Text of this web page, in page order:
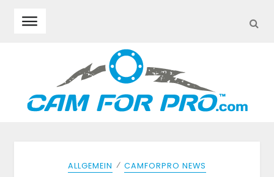
ALLGEMEIN ⁄ CAMFORPRO NEWS